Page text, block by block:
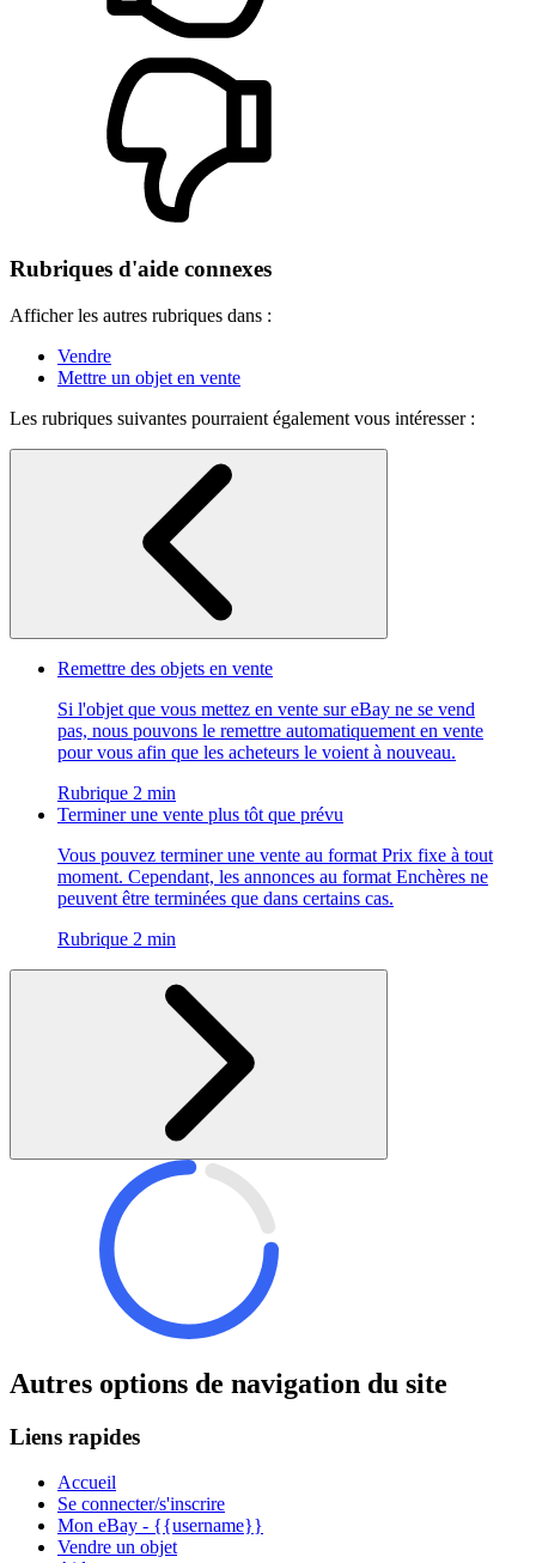
Rubriques d'aide connexes
Afficher les autres rubriques dans :
Vendre
Mettre un objet en vente
Les rubriques suivantes pourraient également vous intéresser :
Remettre des objets en vente
Si l'objet que vous mettez en vente sur eBay ne se vend
pas, nous pouvons le remettre automatiquement en vente
pour vous afin que les acheteurs le voient à nouveau.
Rubrique 2 min
Terminer une vente plus tôt que prévu
Vous pouvez terminer une vente au format Prix fixe à tout
moment. Cependant, les annonces au format Enchères ne
peuvent être terminées que dans certains cas.
Rubrique 2 min
Autres options de navigation du site
Liens rapides
Accueil
Se connecter/s'inscrire
Mon eBay - {{username}}
Vendre un objet